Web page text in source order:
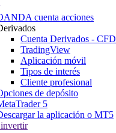
cuenta acciones
Cuenta Derivados - CFD
TradingView
Aplicación móvil
Tipos de interés
Cliente profesional
de depósito
5
la aplicación o MT5